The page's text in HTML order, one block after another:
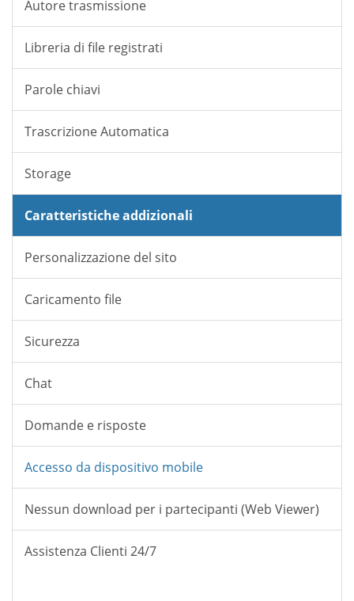
Autore trasmissione
Libreria di file registrati
Parole chiavi
Trascrizione Automatica
Storage
Caratteristiche addizionali
Personalizzazione del sito
Caricamento file
Sicurezza
Chat
Domande e risposte
Accesso da dispositivo mobile
Nessun download per i partecipanti (Web Viewer)
Assistenza Clienti 24/7